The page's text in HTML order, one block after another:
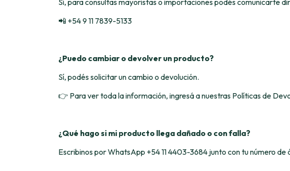
Sí, para consultas mayoristas o importaciones podés comunicarte
📲 +54 9 11 7839-5133
¿Puedo cambiar o devolver un producto?
Sí, podés solicitar un cambio o devolución.
👉 Para ver toda la información, ingresá a nuestras Políticas de
¿Qué hago si mi producto llega dañado o con falla?
Escribinos por WhatsApp +54 11 4403-3684 junto con tu número